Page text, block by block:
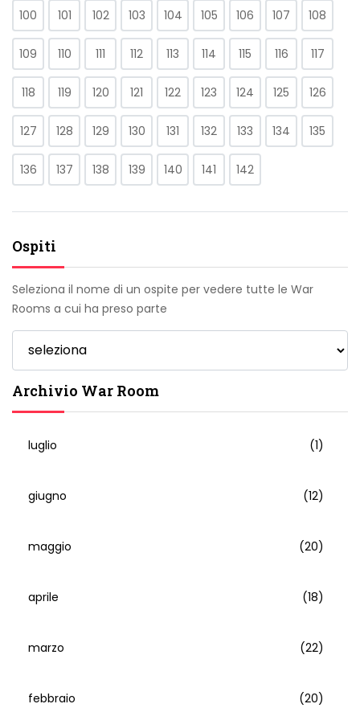
100 101 102 103 104 105 106 107 108
109 110 111 112 113 114 115 116 117
118 119 120 121 122 123 124 125 126
127 128 129 130 131 132 133 134 135
136 137 138 139 140 141 142
Ospiti
Seleziona il nome di un ospite per vedere tutte le War
Rooms a cui ha preso parte
Archivio War Room
luglio (1)
giugno (12)
maggio (20)
aprile (18)
marzo (22)
febbraio (20)